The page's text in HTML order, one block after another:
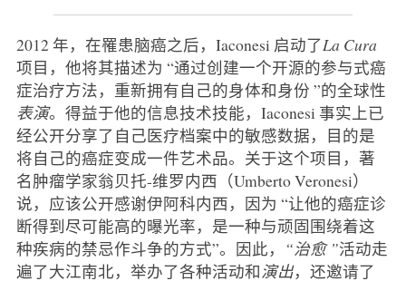
2012 年，在罹患脑癌之后，Iaconesi 启动了La Cura
项目，他将其描述为 “通过创建一个开源的参与式癌
症治疗方法，重新拥有自己的身体和身份 ”的全球性
表演。得益于他的信息技术技能，Iaconesi 事实上已
经公开分享了自己医疗档案中的敏感数据，目的是
将自己的癌症变成一件艺术品。关于这个项目，著
名肿瘤学家翁贝托-维罗内西（Umberto Veronesi）
说，应该公开感谢伊阿科内西，因为 “让他的癌症诊
断得到尽可能高的曝光率，是一种与顽固围绕着这
种疾病的禁忌作斗争的方式”。因此，
“治愈 ”活动走
遍了大江南北，举办了各种活动和演出，还邀请了